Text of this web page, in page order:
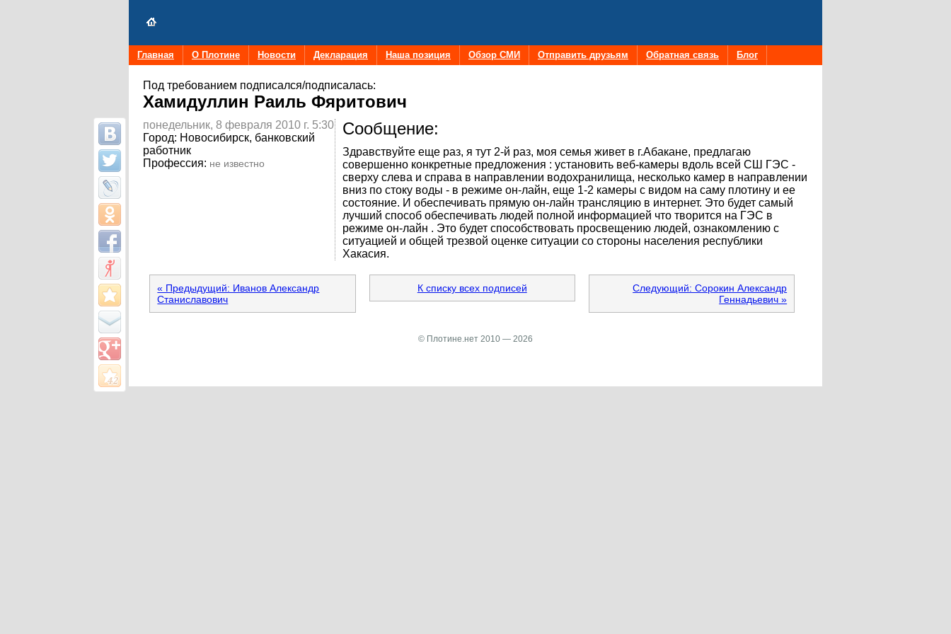
Главная О Плотине Новости Декларация Наша позиция Обзор СМИ Отправить друзьям Обратная связь Блог
Под требованием подписался/подписалась:
Хамидуллин Раиль Фяритович
Сообщение:
Здравствуйте еще раз, я тут 2-й раз, моя семья живет в г.Абакане, предлагаю
совершенно конкретные предложения : установить веб-камеры вдоль всей СШ ГЭС -
сверху слева и справа в направлении водохранилища, несколько камер в направлении
вниз по стоку воды - в режиме он-лайн, еще 1-2 камеры с видом на саму плотину и ее
состояние. И обеспечивать прямую он-лайн трансляцию в интернет. Это будет самый
лучший способ обеспечивать людей полной информацией что творится на ГЭС в
режиме он-лайн . Это будет способствовать просвещению людей, ознакомлению с
ситуацией и общей трезвой оценке ситуации со стороны населения республики
Хакасия.
понедельник, 8 февраля 2010 г. 5:30
Город: Новосибирск, банковский
работник
Профессия: не известно
« Предыдущий: Иванов Александр
Станиславович
К списку всех подписей
Следующий: Сорокин Александр
Геннадьевич »
© Плотине.нет 2010 — 2026